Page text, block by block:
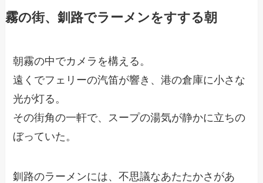
霧の街、釧路でラーメンをすする朝
朝霧の中でカメラを構える。
遠くでフェリーの汽笛が響き、港の倉庫に小さな
光が灯る。
その街角の一軒で、スープの湯気が静かに立ちの
ぼっていた。
釧路のラーメンには、不思議なあたたかさがあ